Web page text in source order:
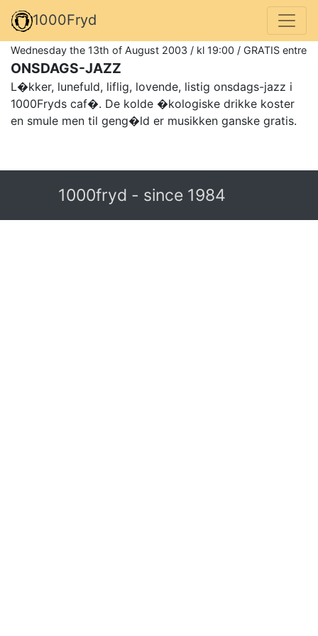
1000Fryd
Wednesday the 13th of August 2003 / kl 19:00 / GRATIS entre
ONSDAGS-JAZZ
L�kker, lunefuld, liflig, lovende, listig onsdags-jazz i
1000Fryds caf�. De kolde �kologiske drikke koster
en smule men til geng�ld er musikken ganske gratis.
1000fryd - since 1984